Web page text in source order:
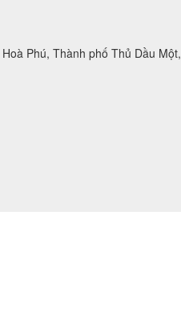
Phú, Thành phố Thủ Dầu Một,